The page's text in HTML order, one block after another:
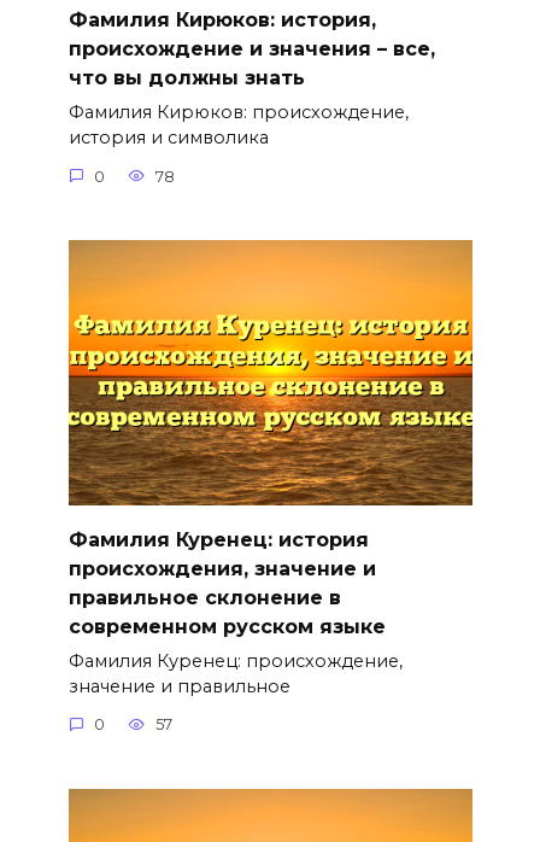
Фамилия Кирюков: история,
происхождение и значения – все,
что вы должны знать
Фамилия Кирюков: происхождение,
история и символика
0 78
Фамилия Куренец: история
происхождения, значение и
правильное склонение в
современном русском языке
Фамилия Куренец: происхождение,
значение и правильное
0 57